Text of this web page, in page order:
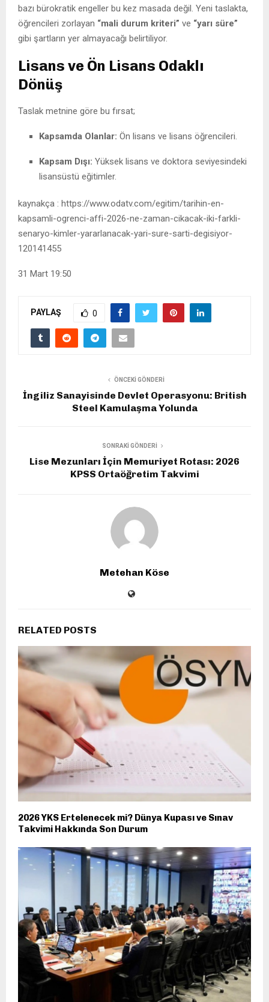
bazı bürokratik engeller bu kez masada değil. Yeni taslakta,
öğrencileri zorlayan “mali durum kriteri” ve “yarı süre”
gibi şartların yer almayacağı belirtiliyor.
Lisans ve Ön Lisans Odaklı
Dönüş
Taslak metnine göre bu fırsat;
Kapsamda Olanlar: Ön lisans ve lisans öğrencileri.
Kapsam Dışı: Yüksek lisans ve doktora seviyesindeki
lisansüstü eğitimler.
kaynakça : https://www.odatv.com/egitim/tarihin-en-
kapsamli-ogrenci-affi-2026-ne-zaman-cikacak-iki-farkli-
senaryo-kimler-yararlanacak-yari-sure-sarti-degisiyor-
120141455
31 Mart 19:50
PAYLAŞ 0
ÖNCEKI GÖNDERI
İngiliz Sanayisinde Devlet Operasyonu: British
Steel Kamulaşma Yolunda
SONRAKI GÖNDERI
Lise Mezunları İçin Memuriyet Rotası: 2026
KPSS Ortaöğretim Takvimi
Metehan Köse
RELATED POSTS
2026 YKS Ertelenecek mi? Dünya Kupası ve Sınav
Takvimi Hakkında Son Durum